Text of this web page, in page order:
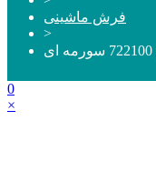
فرش ماشینی
>
0
×